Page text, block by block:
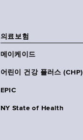
의료보험
메이케이드
어린이 건강 플러스 (CHP)
EPIC
NY State of Health